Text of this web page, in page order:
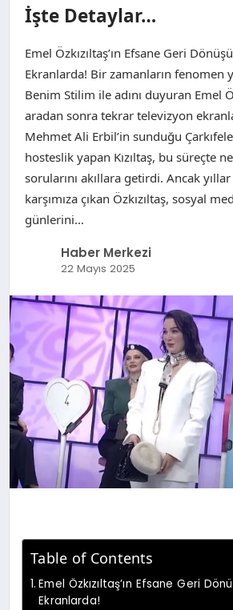
SAĞLIK
TEKNOLOJI
İşte Detaylar…
Emel Özkızıltaş’ın Efsane Geri
Ekranlarda! Bir zamanların fenomen
Benim Stilim ile adını duyuran Emel
aradan sonra tekrar televizyon
Mehmet Ali Erbil’in sunduğu
hosteslik yapan Kızıltaş, bu süreçte
sorularını akıllara getirdi. Ancak
karşımıza çıkan Özkızıltaş, sosyal
günlerini…
Haber Merkezi
22 Mayıs 2025
Table of Contents
Emel Özkızıltaş’ın Efsane Geri
Ekranlarda!